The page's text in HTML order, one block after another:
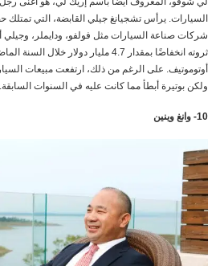
السيارات. يرأس تشجيانغ جيلي القابضة، التي
شركات صناعة السيارات مثل فولفو، ودايملر،
ثروته انخفاضًا بمقدار 4.7 مليار
ولكن بوتيرة أبطأ مما كانت عليه في السنوات السابقة.
10- وانغ وينين